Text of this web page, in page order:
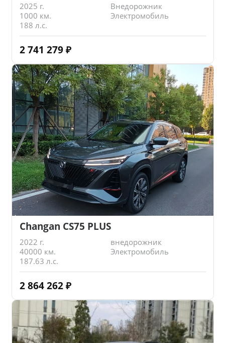
2025 г.
Внедорожник
1000 км.
Электромобиль
188 л.с.
2 741 279 ₽
Changan CS75 PLUS
2022 г.
внедорожник
40000 км.
Электромобиль
187.63 л.с.
2 864 262 ₽